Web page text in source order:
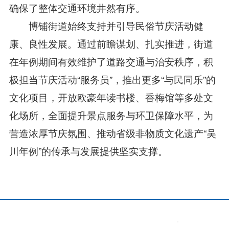
确保了整体交通环境井然有序。
博铺街道始终支持并引导民俗节庆活动健
康、良性发展。通过前瞻谋划、扎实推进，街道
在年例期间有效维护了道路交通与治安秩序，积
极担当节庆活动“服务员”，推出更多“与民同乐”的
文化项目，开放欧豪年读书楼、香梅馆等多处文
化场所，全面提升景点服务与环卫保障水平，为
营造浓厚节庆氛围、推动省级非物质文化遗产“吴
川年例”的传承与发展提供坚实支撑。